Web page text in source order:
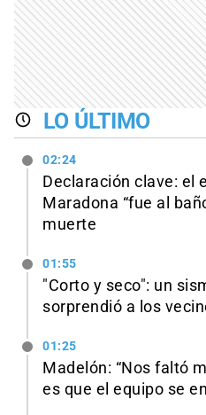
LO ÚLTIMO
02:24
Declaración clave: el
Maradona “fue al
muerte
01:55
"Corto y seco": un
sorprendió a los
01:25
Madelón: “Nos faltó
es que el equipo se